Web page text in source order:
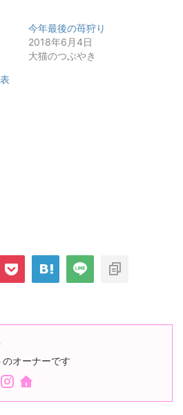
今年最後の苺狩り
2018年6月4日
大猫のつぶやき
のオーナーです